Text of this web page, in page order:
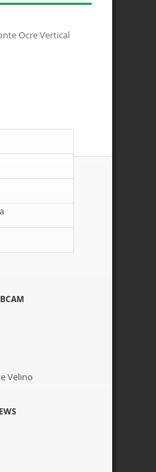
Ocre Vertical
Velino